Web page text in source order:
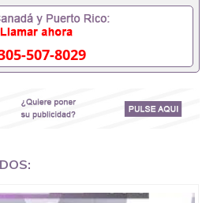
丢了怎么办, 没有正常毕业怎么
以办学历认证吗,您是否因为中
正常毕业551190476您是否因为
之门外551190476您是否因没正
不到教育部认证在校挂科了不想
理本科/研究生文凭551190476
业证551190476网上买文凭可靠
理 外假毕业证551190476哪里
在哪里可以买假毕业证
507-8029